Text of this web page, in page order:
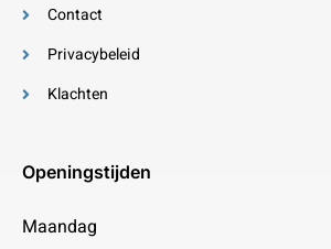
Contact
Privacybeleid
Klachten
Openingstijden
Maandag